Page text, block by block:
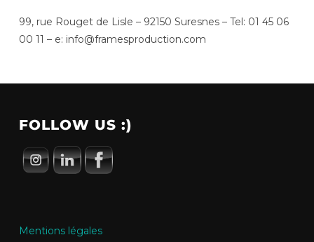
99, rue Rouget de Lisle – 92150 Suresnes – Tel: 01 45 06
00 11 – e: info@framesproduction.com
FOLLOW US :)
Mentions légales